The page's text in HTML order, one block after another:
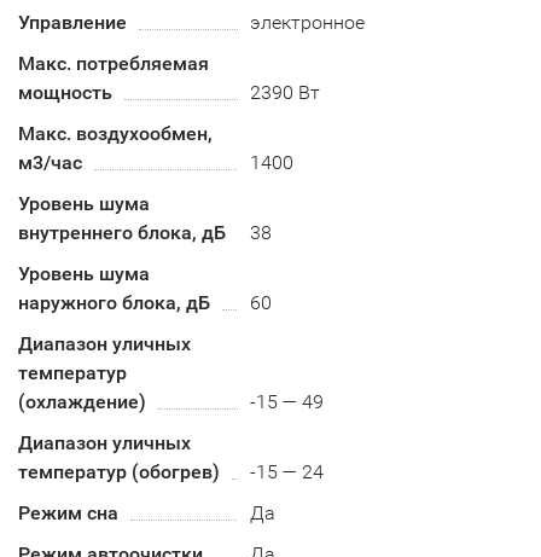
Управление
электронное
Макс. потребляемая
мощность
2390 Вт
Макс. воздухообмен,
м3/час
1400
Уровень шума
внутреннего блока, дБ
38
Уровень шума
наружного блока, дБ
60
Диапазон уличных
температур
(охлаждение)
-15 — 49
Диапазон уличных
температур (обогрев)
-15 — 24
Режим сна
Да